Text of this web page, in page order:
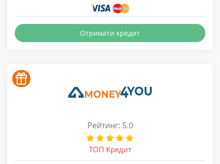
Отримати кредит
Рейтинг: 5.0
ТОП Кредит